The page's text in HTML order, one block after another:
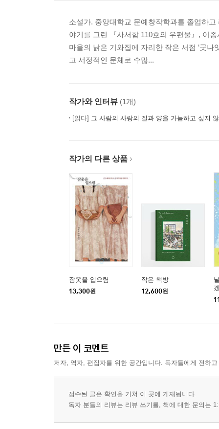
소설가. 중앙대학교 문예창작학과를 졸업하
야기를 그린 『사서함 110호의 우편물』, 이
마을의 낡은 기와집에 자리한 작은 서점 ‘굿
고 서정적인 문체로 수많...
작가와 인터뷰 (1개)
[읽다] 그 사람의 사랑의 질과 양을 가늠하고 싶지
작가의 다른 상품
잠옷을 입으렴
13,300원
작은 책방
12,600원
만든 이 코멘트
저자, 역자, 편집자를 위한 공간입니다. 독자들에게 전하
접수된 글은 확인을 거쳐 이 곳에 게재됩니다.
독자 분들의 리뷰는 리뷰 쓰기를, 책에 대한 문의는